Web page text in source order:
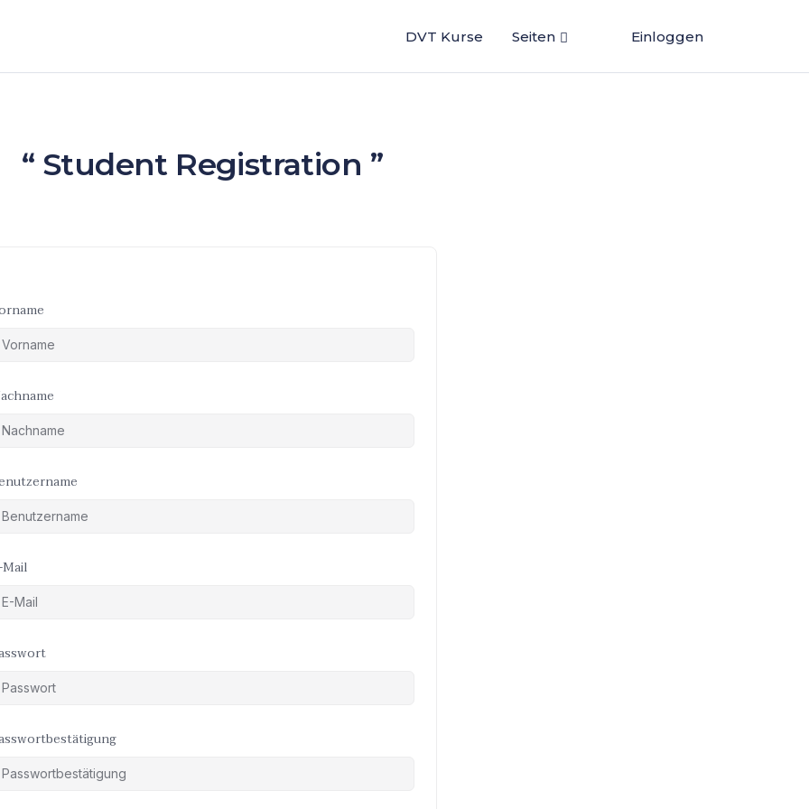
DVT Kurse Seiten Einloggen
“ Student Registration ”